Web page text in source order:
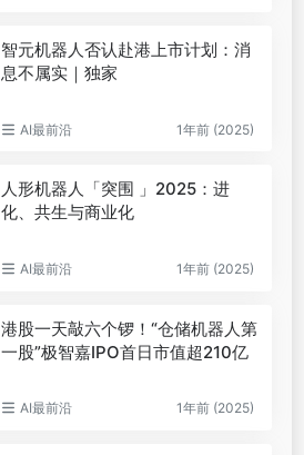
智元机器人否认赴港上市计划：消
息不属实｜独家
AI最前沿 1年前 (2025)
人形机器人「突围 」2025：进
化、共生与商业化
AI最前沿 1年前 (2025)
港股一天敲六个锣！“仓储机器人第
一股”极智嘉IPO首日市值超210亿
AI最前沿 1年前 (2025)